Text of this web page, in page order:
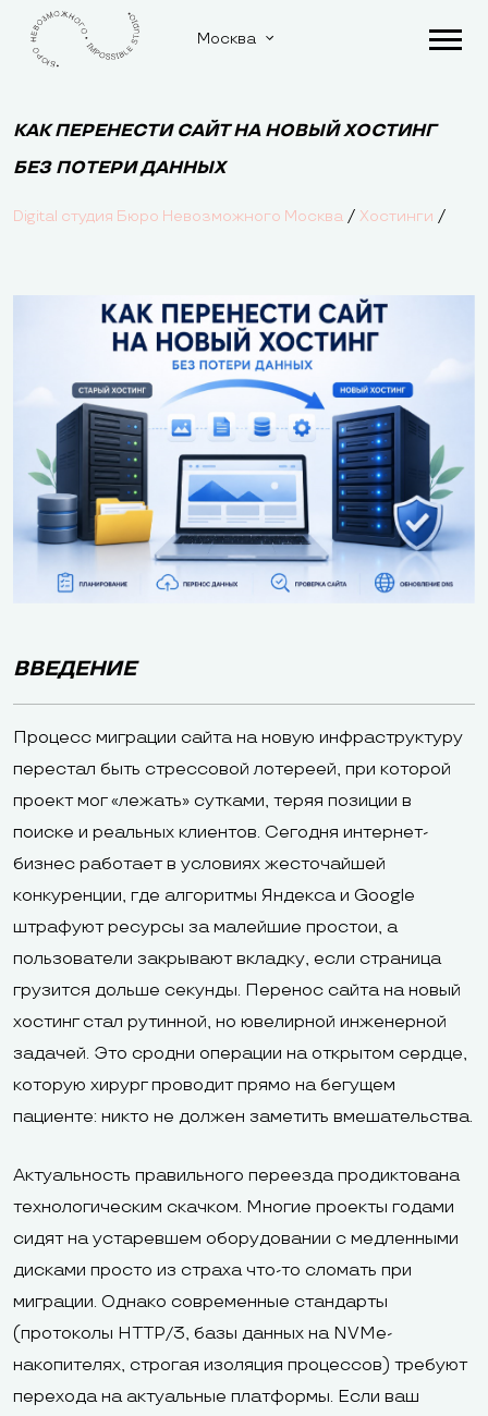
Москва
КАК ПЕРЕНЕСТИ САЙТ НА НОВЫЙ ХОСТИНГ
БЕЗ ПОТЕРИ ДАННЫХ
Digital студия Бюро Невозможного Москва / Хостинги /
ВВЕДЕНИЕ
Процесс миграции сайта на новую инфраструктуру
перестал быть стрессовой лотереей, при которой
проект мог «лежать» сутками, теряя позиции в
поиске и реальных клиентов. Сегодня интернет-
бизнес работает в условиях жесточайшей
конкуренции, где алгоритмы Яндекса и Google
штрафуют ресурсы за малейшие простои, а
пользователи закрывают вкладку, если страница
грузится дольше секунды. Перенос сайта на новый
хостинг стал рутинной, но ювелирной инженерной
задачей. Это сродни операции на открытом сердце,
которую хирург проводит прямо на бегущем
пациенте: никто не должен заметить вмешательства.
Актуальность правильного переезда продиктована
технологическим скачком. Многие проекты годами
сидят на устаревшем оборудовании с медленными
дисками просто из страха что-то сломать при
миграции. Однако современные стандарты
(протоколы HTTP/3, базы данных на NVMe-
накопителях, строгая изоляция процессов) требуют
перехода на актуальные платформы. Если ваш